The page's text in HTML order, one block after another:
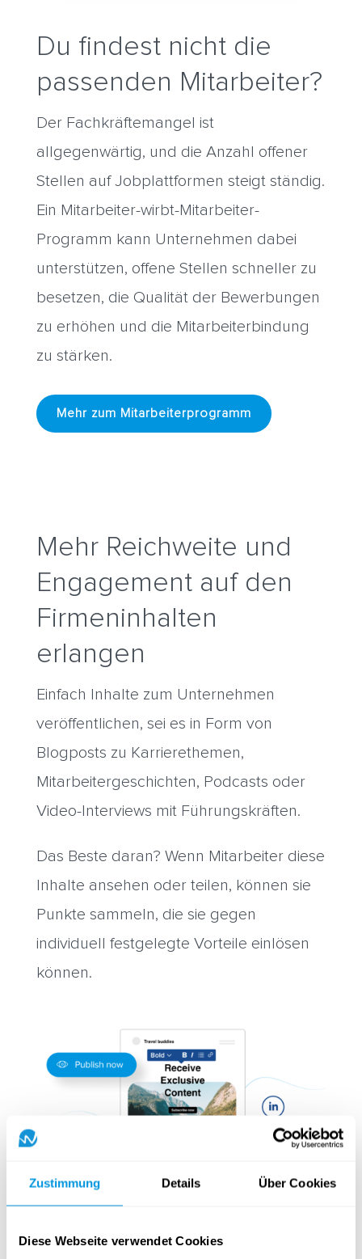
Zustimmung Details Über Cookies
Diese Webseite verwendet Cookies
Du findest nicht die
passenden Mitarbeiter?
Der Fachkräftemangel ist
allgegenwärtig, und die Anzahl offener
Stellen auf Jobplattformen steigt ständig.
Ein Mitarbeiter-wirbt-Mitarbeiter-
Programm kann Unternehmen dabei
unterstützen, offene Stellen schneller zu
besetzen, die Qualität der Bewerbungen
zu erhöhen und die Mitarbeiterbindung
zu stärken.
Mehr zum Mitarbeiterprogramm
Mehr Reichweite und
Engagement auf den
Firmeninhalten
erlangen
Einfach Inhalte zum Unternehmen
veröffentlichen, sei es in Form von
Blogposts zu Karrierethemen,
Mitarbeitergeschichten, Podcasts oder
Video-Interviews mit Führungskräften.
Das Beste daran? Wenn Mitarbeiter diese
Inhalte ansehen oder teilen, können sie
Punkte sammeln, die sie gegen
individuell festgelegte Vorteile einlösen
können.